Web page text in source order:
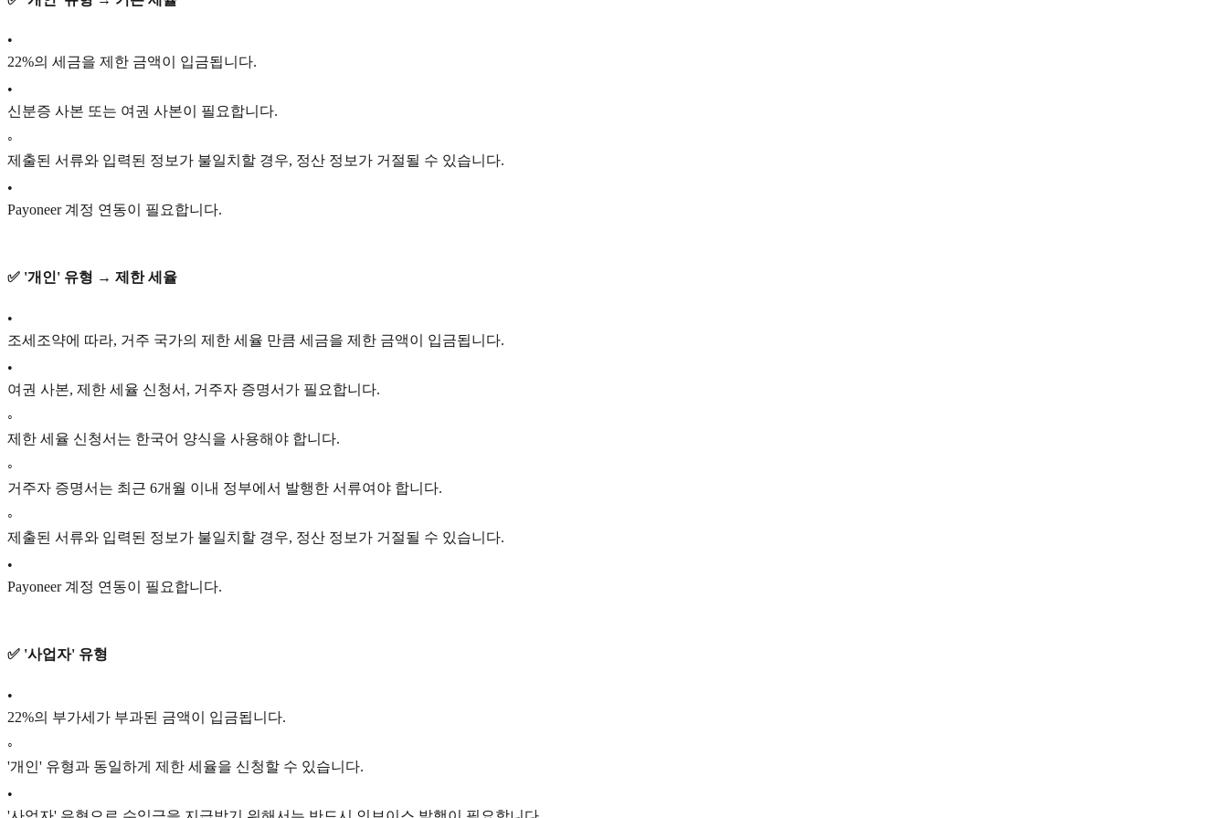
•
22%의 세금을 제한 금액이 입금됩니다.
•
신분증 사본 또는 여권 사본이 필요합니다.
◦
제출된 서류와 입력된 정보가 불일치할 경우, 정산 정보가 거절될 수 있습니다.
•
Payoneer 계정 연동이 필요합니다.
✅ '개인' 유형 → 제한 세율
•
조세조약에 따라, 거주 국가의 제한 세율 만큼 세금을 제한 금액이 입금됩니다.
•
여권 사본, 제한 세율 신청서, 거주자 증명서가 필요합니다.
◦
제한 세율 신청서는 한국어 양식을 사용해야 합니다.
◦
거주자 증명서는 최근 6개월 이내 정부에서 발행한 서류여야 합니다.
◦
제출된 서류와 입력된 정보가 불일치할 경우, 정산 정보가 거절될 수 있습니다.
•
Payoneer 계정 연동이 필요합니다.
✅ '사업자' 유형
•
22%의 부가세가 부과된 금액이 입금됩니다.
◦
'개인' 유형과 동일하게 제한 세율을 신청할 수 있습니다.
•